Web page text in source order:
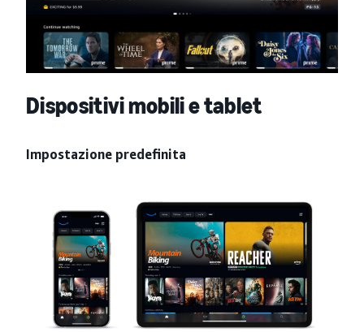
Dispositivi mobili e tablet
Impostazione predefinita